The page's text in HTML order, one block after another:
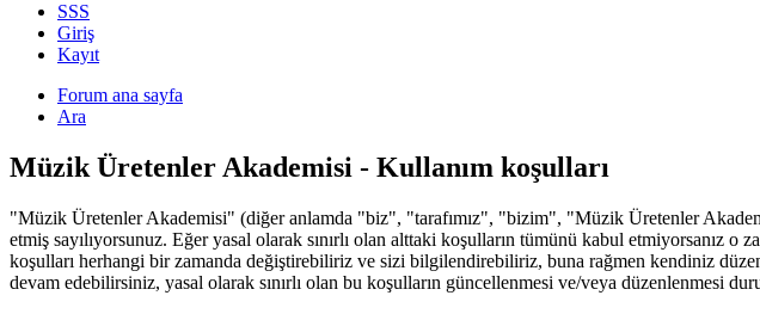
SSS
Giriş
Kayıt
Forum ana sayfa
Ara
Müzik Üretenler Akademisi - Kullanım koşulları
"Müzik Üretenler Akademisi" (diğer anlamda "biz", "tarafımız", "bizim", "Müzik Üretenler
etmiş sayılıyorsunuz. Eğer yasal olarak sınırlı olan alttaki koşulların tümünü kabul
koşulları herhangi bir zamanda değiştirebiliriz ve sizi bilgilendirebiliriz, buna rağmen kendiniz
devam edebilirsiniz, yasal olarak sınırlı olan bu koşulların güncellenmesi ve/veya düzenlenmesi